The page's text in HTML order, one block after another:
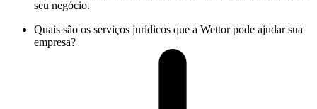
seu negócio.
Quais são os serviços jurídicos que a Wettor pode ajudar sua
empresa?